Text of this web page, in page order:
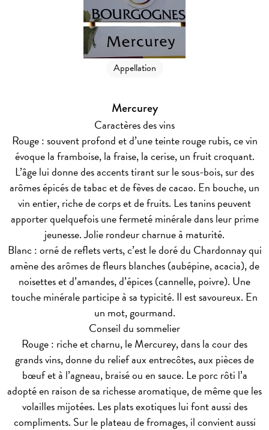
Appellation
Mercurey
Caractères des vins
Rouge : souvent profond et d’une teinte rouge rubis, ce vin
évoque la framboise, la fraise, la cerise, un fruit croquant.
L’âge lui donne des accents tirant sur le sous-bois, sur des
arômes épicés de tabac et de fèves de cacao. En bouche, un
vin entier, riche de corps et de fruits. Les tanins peuvent
apporter quelquefois une fermeté minérale dans leur prime
jeunesse. Jolie rondeur charnue à maturité.
Blanc : orné de reflets verts, c’est le doré du Chardonnay qui
amène des arômes de fleurs blanches (aubépine, acacia), de
noisettes et d’amandes, d’épices (cannelle, poivre). Une
touche minérale participe à sa typicité. Il est savoureux. En
un mot, gourmand.
Conseil du sommelier
Rouge : riche et charnu, le Mercurey, dans la cour des
grands vins, donne du relief aux entrecôtes, aux pièces de
bœuf et à l’agneau, braisé ou en sauce. Le porc rôti l’a
adopté en raison de sa richesse aromatique, de même que les
volailles mijotées. Les plats exotiques lui font aussi des
compliments. Sur le plateau de fromages, il convient aussi